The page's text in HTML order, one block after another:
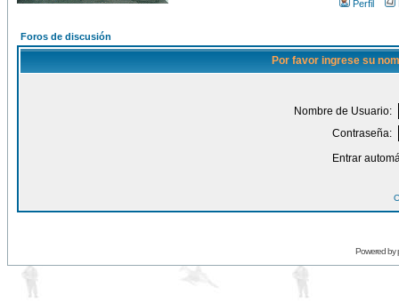
Perfil
Foros de discusión
Por favor ingrese su
Nombre de Usuario:
Contraseña:
Entrar
Powered by